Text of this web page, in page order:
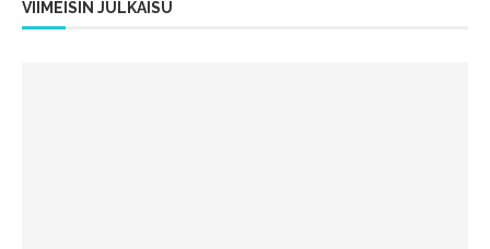
VIIMEISIN JULKAISU